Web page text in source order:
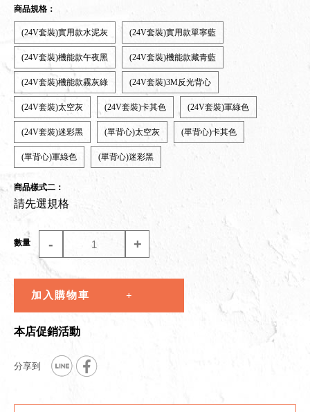
商品規格：
(24V套裝)實用款水泥灰 (24V套裝)實用款單寧藍
(24V套裝)機能款午夜黑 (24V套裝)機能款藏青藍
(24V套裝)機能款霧灰綠 (24V套裝)3M反光背心
(24V套裝)太空灰 (24V套裝)卡其色 (24V套裝)軍綠色
(24V套裝)迷彩黑 (單背心)太空灰 (單背心)卡其色
(單背心)軍綠色 (單背心)迷彩黑
商品樣式二：
請先選規格
數量 - +
加入購物車
本店促銷活動